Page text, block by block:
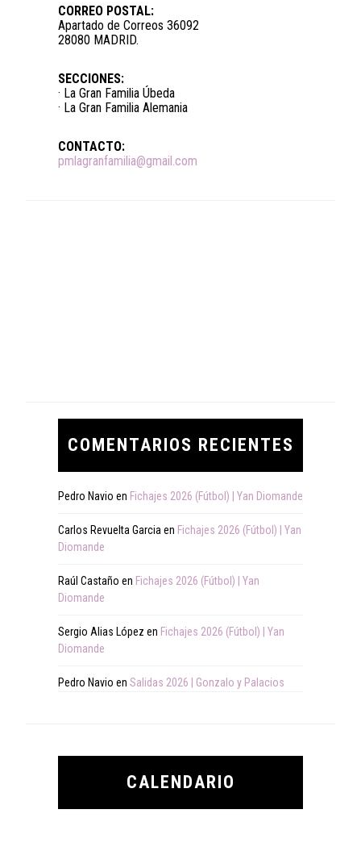
CORREO POSTAL:
Apartado de Correos 36092
28080 MADRID.
SECCIONES:
· La Gran Familia Úbeda
· La Gran Familia Alemania
CONTACTO:
pmlagranfamilia@gmail.com
COMENTARIOS RECIENTES
Pedro Navio en Fichajes 2026 (Fútbol) | Yan Diomande
Carlos Revuelta Garcia en Fichajes 2026 (Fútbol) | Yan
Diomande
Raúl Castaño en Fichajes 2026 (Fútbol) | Yan
Diomande
Sergio Alias López en Fichajes 2026 (Fútbol) | Yan
Diomande
Pedro Navio en Salidas 2026 | Gonzalo y Palacios
CALENDARIO